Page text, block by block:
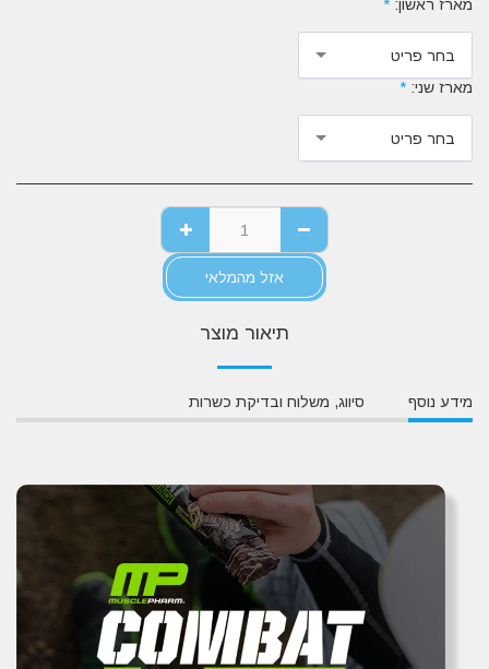
מארז ראשון: *
בחר פריט
מארז שני: *
בחר פריט
אזל מהמלאי
תיאור מוצר
מידע נוסף סיווג, משלוח ובדיקת כשרות